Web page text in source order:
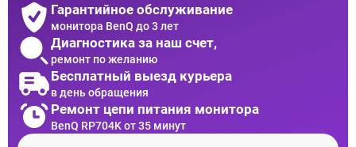
Гарантийное обслуживание
монитора BenQ до 3 лет
Диагностика за наш счет,
ремонт по желанию
Бесплатный выезд курьера
в день обращения
Ремонт цепи питания монитора
BenQ RP704K от 35 минут